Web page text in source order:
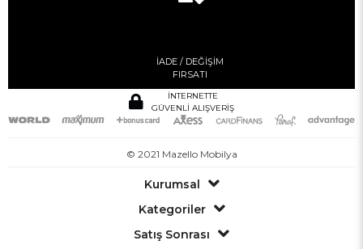
İADE / DEĞİŞİM
FIRSATI
İNTERNETTE
GÜVENLİ ALIŞVERİŞ
© 2021 Mazello Mobilya
Kurumsal
Kategoriler
Satış Sonrası